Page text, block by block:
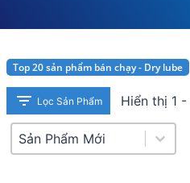
Top 20 sản phẩm bán chạy - Dry lube
Lọc Sản Phẩm Hiển thị 1
Product Sort
Sort content